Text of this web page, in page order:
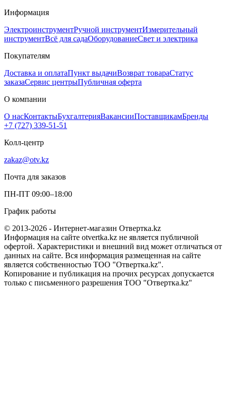
Информация
ЭлектроинструментРучной инструментИзмерительный
инструментВсё для садаОборудованиеСвет и электрика
Покупателям
Доставка и оплатаПункт выдачиВозврат товараСтатус
заказаСервис центрыПубличная оферта
О компании
О насКонтактыБухгалтерияВакансииПоставщикамБренды
+7 (727) 339-51-51
Колл-центр
zakaz@otv.kz
Почта для заказов
ПН-ПТ 09:00–18:00
График работы
© 2013-2026 - Интернет-магазин Отвертка.kz
Информация на сайте otvertka.kz не является публичной
офертой. Характеристики и внешний вид может отличаться от
данных на сайте. Вся информация размещенная на сайте
является собственностью ТОО "Отвертка.kz".
Копирование и публикация на прочих ресурсах допускается
только с письменного разрешения ТОО "Отвертка.kz"